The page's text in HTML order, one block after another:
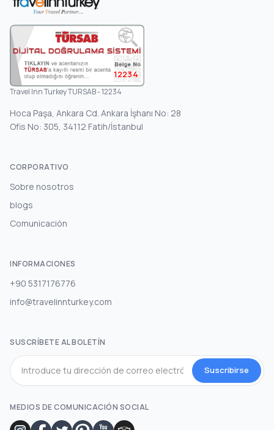
12234
Travel Inn Turkey TURSAB - 12234
Hoca Paşa, Ankara Cd. Ankara İşhanı No: 28
Ofis No: 305, 34112 Fatih/İstanbul
CORPORATIVO
Sobre nosotros
blogs
Comunicación
INFORMACIONES
+90 5317176776
info@travelinnturkey.com
SUSCRÍBETE AL BOLETÍN
Suscribirse
MEDIOS DE COMUNICACIÓN SOCIAL